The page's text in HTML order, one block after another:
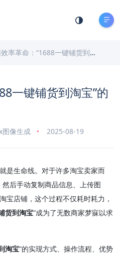
革命：“1688一键铺货到淘宝”的便捷之道
一键铺货到淘宝”的
像生成
2025-08-19
是生命线。对于许多淘宝卖家而
后手动复制商品信息、上传图
宝店铺，这个过程不仅耗时耗力，
货到淘宝”成为了无数商家梦寐以求
淘宝”的实现方式、操作流程、优势